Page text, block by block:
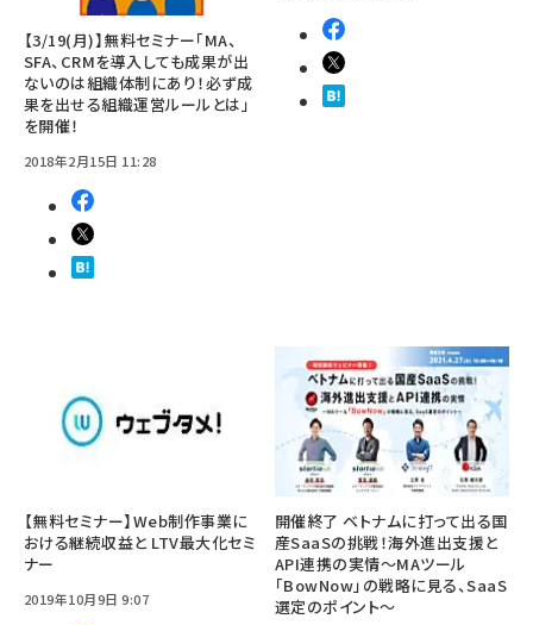
【3/19(月)】無料セミナー「MA、
SFA、CRMを導入しても成果が出
ないのは組織体制にあり！必ず成
果を出せる組織運営ルールとは」
を開催！
2018年2月15日 11:28
【無料セミナー】Web制作事業に
おける継続収益と LTV最大化セミ
ナー
2019年10月9日 9:07
開催終了 ベトナムに打って出る国
産SaaSの挑戦！海外進出支援と
API連携の実情～MAツール
「BowNow」の戦略に見る、SaaS
選定のポイント～